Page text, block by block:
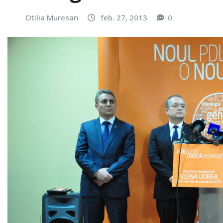
Otilia Muresan feb. 27, 2013 0